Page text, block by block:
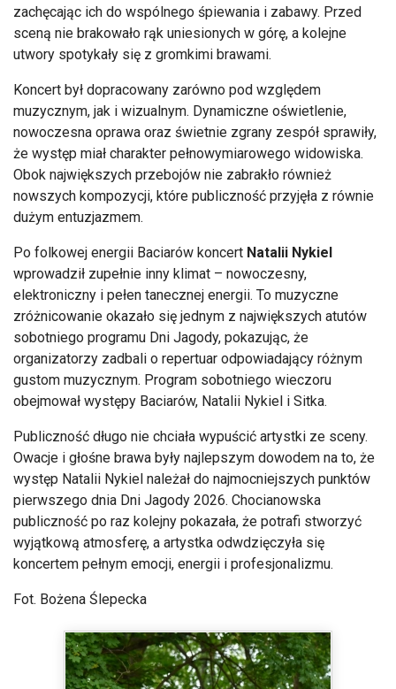
zachęcając ich do wspólnego śpiewania i zabawy. Przed
sceną nie brakowało rąk uniesionych w górę, a kolejne
utwory spotykały się z gromkimi brawami.
Koncert był dopracowany zarówno pod względem
muzycznym, jak i wizualnym. Dynamiczne oświetlenie,
nowoczesna oprawa oraz świetnie zgrany zespół sprawiły,
że występ miał charakter pełnowymiarowego widowiska.
Obok największych przebojów nie zabrakło również
nowszych kompozycji, które publiczność przyjęła z równie
dużym entuzjazmem.
Po folkowej energii Baciarów koncert Natalii Nykiel
wprowadził zupełnie inny klimat – nowoczesny,
elektroniczny i pełen tanecznej energii. To muzyczne
zróżnicowanie okazało się jednym z największych atutów
sobotniego programu Dni Jagody, pokazując, że
organizatorzy zadbali o repertuar odpowiadający różnym
gustom muzycznym. Program sobotniego wieczoru
obejmował występy Baciarów, Natalii Nykiel i Sitka.
Publiczność długo nie chciała wypuścić artystki ze sceny.
Owacje i głośne brawa były najlepszym dowodem na to, że
występ Natalii Nykiel należał do najmocniejszych punktów
pierwszego dnia Dni Jagody 2026. Chocianowska
publiczność po raz kolejny pokazała, że potrafi stworzyć
wyjątkową atmosferę, a artystka odwdzięczyła się
koncertem pełnym emocji, energii i profesjonalizmu.
Fot. Bożena Ślepecka